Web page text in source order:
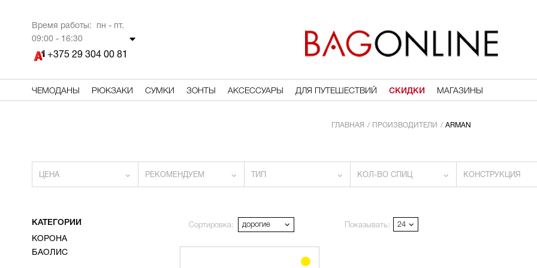
Время работы: пн - пт.
09:00 - 16:30
+375 29 304 00 81
ЧЕМОДАНЫ РЮКЗАКИ СУМКИ ЗОНТЫ АКСЕССУАРЫ ДЛЯ ПУТЕШЕСТВИЙ СКИДКИ МАГАЗИНЫ
ГЛАВНАЯ ПРОИЗВОДИТЕЛИ ARMAN
ЦЕНА РЕКОМЕНДУЕМ ТИП КОЛ-ВО СПИЦ КОНСТРУКЦИЯ
КАТЕГОРИИ
КОРОНА
БАОЛИС
Сортировка: дорогие Показывать: 24